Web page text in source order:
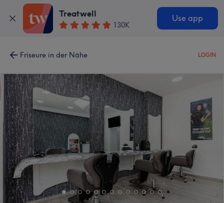
Treatwell
130K
Use app
Friseure in der Nähe LOGIN